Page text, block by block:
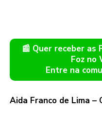
📰 Quer receber as
Foz no
Entre na
Aida Franco de Lima –